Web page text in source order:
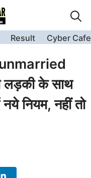
Result Cyber Cafe
लड़की के साथ
नियम, नहीं तो